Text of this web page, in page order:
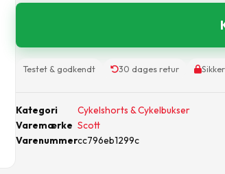
Testet & godkendt 30 dages retur
Kategori
Cykelshorts & Cykelbukser
Varemærke Scott
Varenummercc796eb1299c